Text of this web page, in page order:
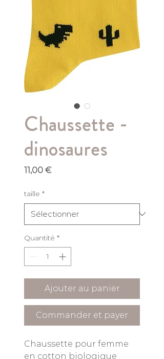
Chaussette -
dinosaures
11,00 €Prix
taille *
Quantité *
Ajouter au panier
Commander et payer
Chaussette pour femme
en cotton biologique